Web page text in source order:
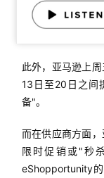
此外，亚马逊上
13日至20日之间
备"。
而在供应商方面
限时促销或"秒
eShopportunity